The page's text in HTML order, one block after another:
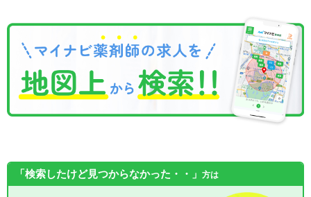
「検索したけど見つからなかった・・」 方は